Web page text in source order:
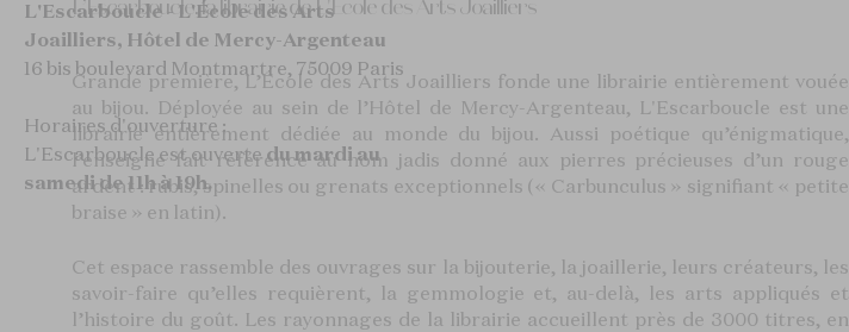
L'Escarboucle - L'École des Arts
Joailliers, Hôtel de Mercy-Argenteau
16 bis boulevard Montmartre, 75009 Paris
Horaires d'ouverture :
L'Escarboucle est ouvertedu mardi au
samedi de 11h à 19h.
L’Escarboucle, la librairie de L'École des Arts Joailliers
Grande première, L’École des Arts Joailliers fonde une librairie entièrement vouée
au bijou. Déployée au sein de l’Hôtel de Mercy-Argenteau, L'Escarboucle est une
librairie entièrement dédiée au monde du bijou. Aussi poétique qu’énigmatique,
l’enseigne fait référence au nom jadis donné aux pierres précieuses d’un rouge
ardent : rubis, spinelles ou grenats exceptionnels (« Carbunculus » signifiant « petite
braise » en latin).
Cet espace rassemble des ouvrages sur la bijouterie, la joaillerie, leurs créateurs, les
savoir-faire qu’elles requièrent, la gemmologie et, au-delà, les arts appliqués et
l’histoire du goût. Les rayonnages de la librairie accueillent près de 3000 titres, en